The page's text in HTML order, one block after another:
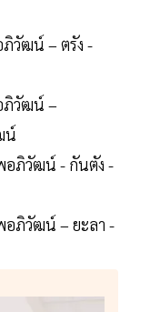
วัฒน์ – ตรัง -
ภิวัฒน์ –
น์
อภิวัฒน์ - กันตัง -
อภิวัฒน์ – ยะลา -